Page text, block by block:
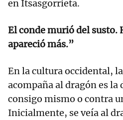
en Itsasgorrieta.
El conde murió del susto.
apareció más.”
En la cultura occidental,
acompaña al dragón es la
consigo mismo o contra
Inicialmente, se veía al